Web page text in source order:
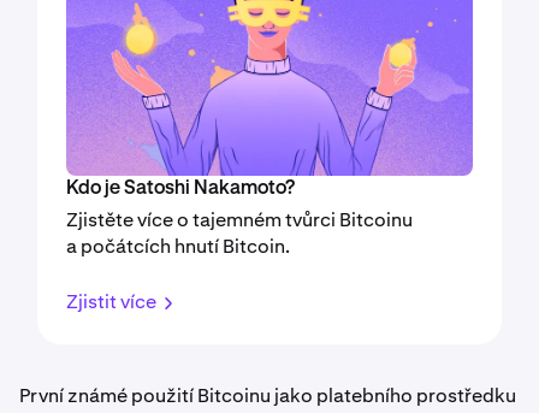
Kdo je Satoshi Nakamoto?
Zjistěte více o tajemném tvůrci Bitcoinu
a počátcích hnutí Bitcoin.
Zjistit více
První známé použití Bitcoinu jako platebního prostředku